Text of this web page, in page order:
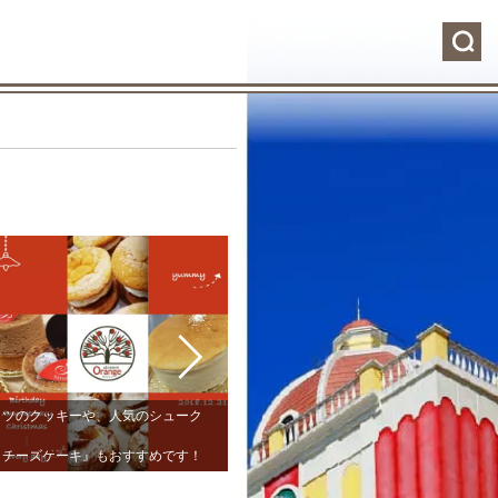
のクッキーや、人気のシューク
ーズケーキ』もおすすめです！
新鮮なお菓子をたべてもらうために
極力冷凍保存はしていません。